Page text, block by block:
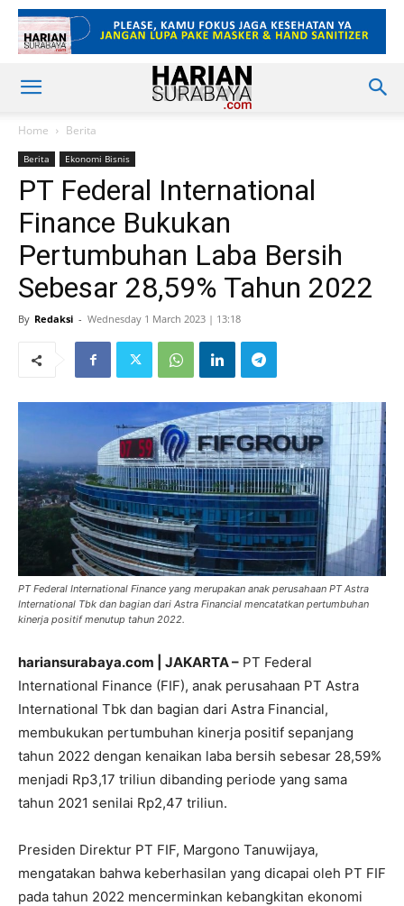
Home Berita
Berita Ekonomi Bisnis
PT Federal International
Finance Bukukan
Pertumbuhan Laba Bersih
Sebesar 28,59% Tahun 2022
By Redaksi - Wednesday 1 March 2023 | 13:18
PT Federal International Finance yang merupakan anak perusahaan PT Astra
International Tbk dan bagian dari Astra Financial mencatatkan pertumbuhan
kinerja positif menutup tahun 2022.
hariansurabaya.com | JAKARTA – PT Federal
International Finance (FIF), anak perusahaan PT Astra
International Tbk dan bagian dari Astra Financial,
membukukan pertumbuhan kinerja positif sepanjang
tahun 2022 dengan kenaikan laba bersih sebesar 28,59%
menjadi Rp3,17 triliun dibanding periode yang sama
tahun 2021 senilai Rp2,47 triliun.
Presiden Direktur PT FIF, Margono Tanuwijaya,
mengatakan bahwa keberhasilan yang dicapai oleh PT FIF
pada tahun 2022 mencerminkan kebangkitan ekonomi